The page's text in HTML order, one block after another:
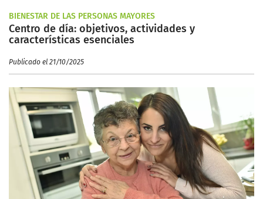
BIENESTAR DE LAS PERSONAS MAYORES
Centro de día: objetivos, actividades y
características esenciales
Publicado el 21/10/2025